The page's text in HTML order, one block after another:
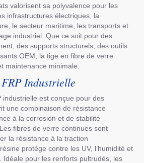
valorisent sa polyvalence pour les
infrastructures électriques, la
le secteur maritime, les transports et
industriel. Que ce soit pour des
des supports structurels, des outils
OEM, la tige en fibre de verre
maintenance minimale.
Industrielle
industrielle est conçue pour des
une combinaison de résistance
à la corrosion et de stabilité
fibres de verre continues sont
la résistance à la traction
protège contre les UV, l’humidité et
Idéale pour les renforts pultrudés, les